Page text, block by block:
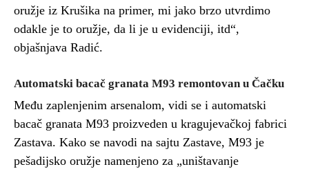
oružje iz Krušika na primer, mi jako brzo utvrdimo
odakle je to oružje, da li je u evidenciji, itd“,
objašnjava Radić.
Automatski bacač granata M93 remontovan u Čačku
Među zaplenjenim arsenalom, vidi se i automatski
bacač granata M93 proizveden u kragujevačkoj fabrici
Zastava. Kako se navodi na sajtu Zastave, M93 je
pešadijsko oružje namenjeno za „uništavanje